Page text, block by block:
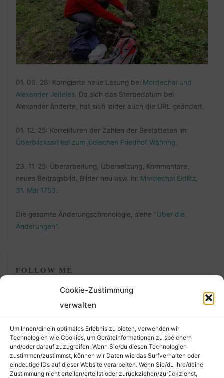
Cookie-Zustimmung
verwalten
Um Ihnen/dir ein optimales Erlebnis zu bieten, verwenden wir
Technologien wie Cookies, um Geräteinformationen zu speichern
und/oder darauf zuzugreifen. Wenn Sie/du diesen Technologien
zustimmen/zustimmst, können wir Daten wie das Surfverhalten oder
eindeutige IDs auf dieser Website verarbeiten. Wenn Sie/du Ihre/deine
Zustimmung nicht erteilen/erteilst oder zurückziehen/zurückziehst,
01. 06. 26: Korrigierte neue Lesung bei Mordechai und
Alexander Jeiteles . Da sich das Sterbedatum bei
Alexander änderte, hat sich leider auch die URL geändert.
01. 12. 25: Korrekturen der Zahlen der Bestatteten im
Überblicksartikel zum jüdischen Friedhof Währing
23. 11. 25: Überarbeitung, Übersetzung, Kommentare,
neues Beitragsbild, Bilder neu usw. in: Mordechai Eidlitz,
31. Mai 1753
Die gesamte Änderungschronologie, siehe "Über die
Änderungen".
FOLLOW ME
©2026 Der Transkribierer